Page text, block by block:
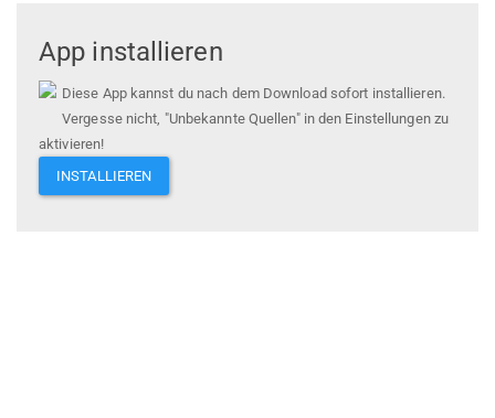
App installieren
Diese App kannst du nach dem Download sofort installieren.
Vergesse nicht, "Unbekannte Quellen" in den Einstellungen zu
aktivieren!
INSTALLIEREN